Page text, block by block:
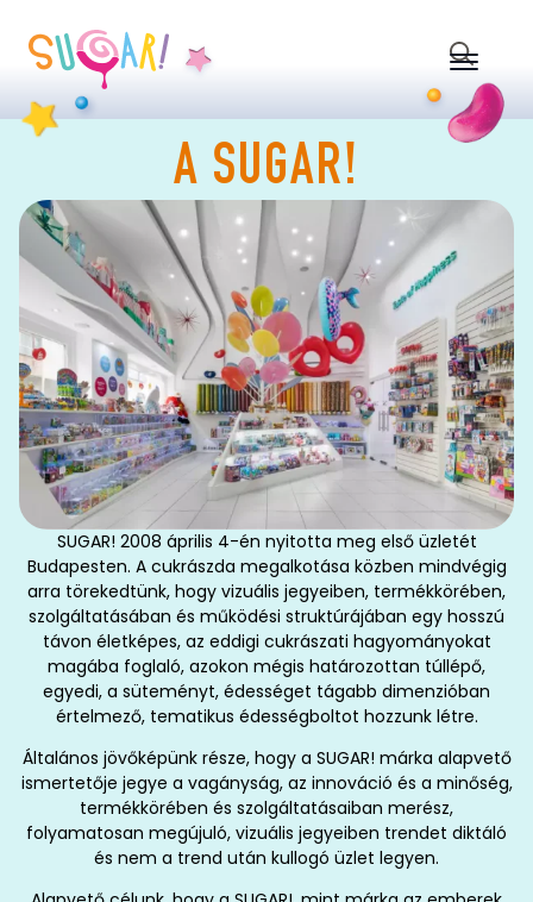
Search
for:
A SUGAR!
SUGAR! 2008 április 4-én nyitotta meg első üzletét
Budapesten. A cukrászda megalkotása közben mindvégig
arra törekedtünk, hogy vizuális jegyeiben, termékkörében,
szolgáltatásában és működési struktúrájában egy hosszú
távon életképes, az eddigi cukrászati hagyományokat
magába foglaló, azokon mégis határozottan túllépő,
egyedi, a süteményt, édességet tágabb dimenzióban
értelmező, tematikus édességboltot hozzunk létre.
Általános jövőképünk része, hogy a SUGAR! márka alapvető
ismertetője jegye a vagányság, az innováció és a minőség,
termékkörében és szolgáltatásaiban merész,
folyamatosan megújuló, vizuális jegyeiben trendet diktáló
és nem a trend után kullogó üzlet legyen.